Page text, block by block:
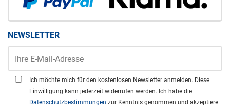
NEWSLETTER
Ich möchte mich für den kostenlosen Newsletter anmelden. Diese
Einwilligung kann jederzeit widerrufen werden. Ich habe die
Datenschutzbestimmungen zur Kenntnis genommen und akzeptiere